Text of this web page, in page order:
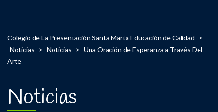
Colegio de La Presentación Santa Marta Educación de Calidad
>
Noticias
> Noticias > Una Oración de Esperanza a Través Del
Arte
Noticias